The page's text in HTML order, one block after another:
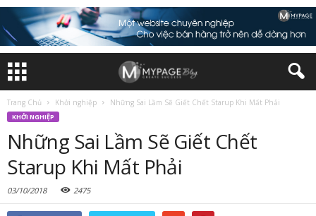
Trang Chủ Khởi nghiệp Những Sai Lầm Sẽ Giết Chết Starup Khi Mất Phải
KHỞI NGHIỆP
Những Sai Lầm Sẽ Giết Chết
Starup Khi Mất Phải
03/10/2018 2475